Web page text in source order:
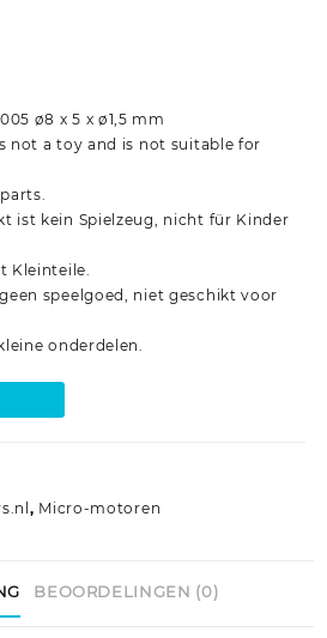
ø8 x 5 x ø1,5 mm
not a toy and is not suitable for
ist kein Spielzeug, nicht für Kinder
Kleinteile.
speelgoed, niet geschikt voor
onderdelen.
, Micro-motoren
BEOORDELINGEN (0)